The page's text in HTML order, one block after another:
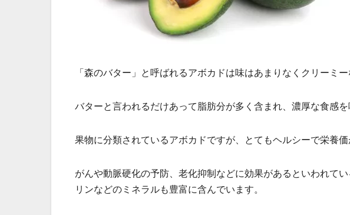
「森のバター」と呼ばれるアボカドは味はあまりなくクリーミー
バターと言われるだけあって脂肪分が多く含まれ、濃厚な食感を
果物に分類されているアボカドですが、とてもヘルシーで栄養価
がんや動脈硬化の予防、老化抑制などに効果があるといわれて
リンなどのミネラルも豊富に含んでいます。